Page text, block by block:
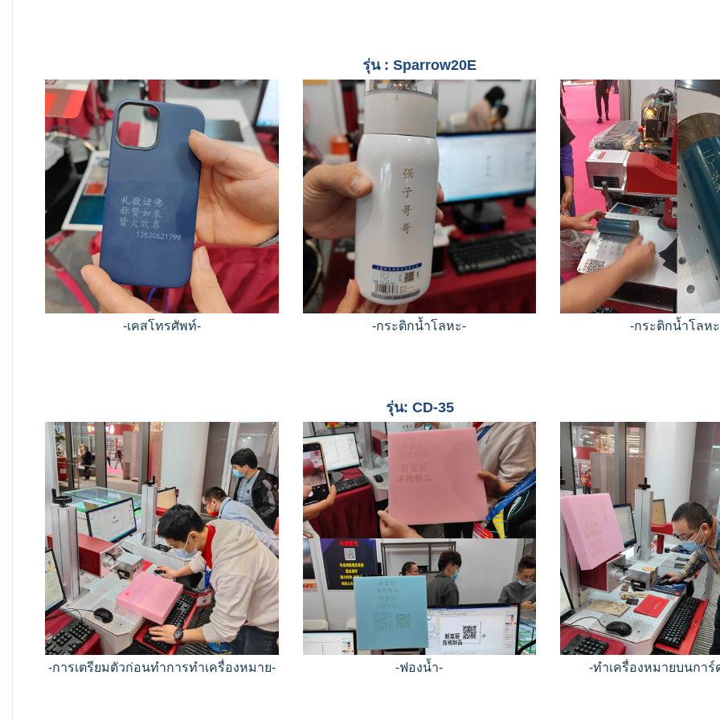
รุ่น : Sparrow20E
-เคสโทรศัพท์- -กระติกน้ำโลหะ- -กระติกน้ำโลห
รุ่น: CD-35
-การเตรียมตัวก่อนทำการทำเครื่องหมาย- -ฟองน้ำ- -ทำเครื่องหมายบนการ์